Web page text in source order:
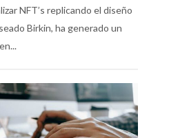
NFT’s replicando el diseño
Birkin, ha generado un